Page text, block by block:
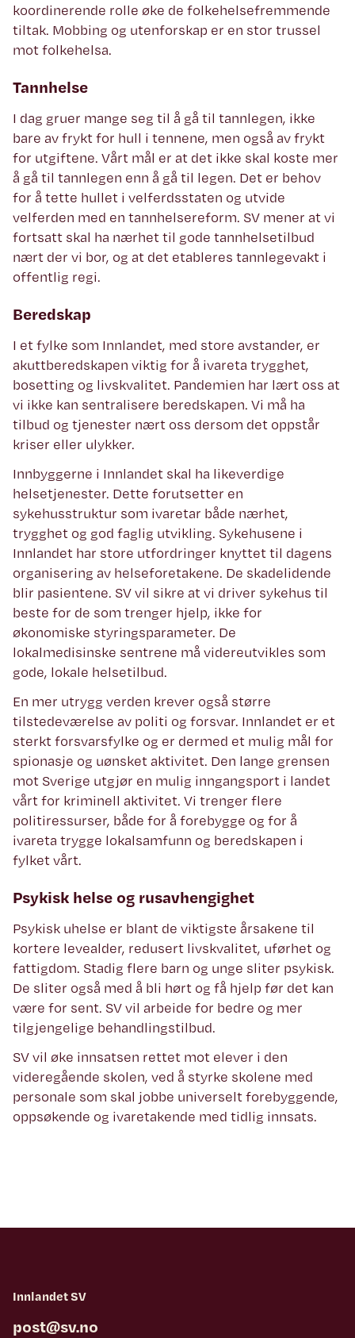
koordinerende rolle øke de folkehelsefremmende
tiltak. Mobbing og utenforskap er en stor trussel
mot folkehelsa.
Tannhelse
I dag gruer mange seg til å gå til tannlegen, ikke
bare av frykt for hull i tennene, men også av frykt
for utgiftene. Vårt mål er at det ikke skal koste mer
å gå til tannlegen enn å gå til legen. Det er behov
for å tette hullet i velferdsstaten og utvide
velferden med en tannhelsereform. SV mener at vi
fortsatt skal ha nærhet til gode tannhelsetilbud
nært der vi bor, og at det etableres tannlegevakt i
offentlig regi.
Beredskap
I et fylke som Innlandet, med store avstander, er
akuttberedskapen viktig for å ivareta trygghet,
bosetting og livskvalitet. Pandemien har lært oss at
vi ikke kan sentralisere beredskapen. Vi må ha
tilbud og tjenester nært oss dersom det oppstår
kriser eller ulykker.
Innbyggerne i Innlandet skal ha likeverdige
helsetjenester. Dette forutsetter en
sykehusstruktur som ivaretar både nærhet,
trygghet og god faglig utvikling. Sykehusene i
Innlandet har store utfordringer knyttet til dagens
organisering av helseforetakene. De skadelidende
blir pasientene. SV vil sikre at vi driver sykehus til
beste for de som trenger hjelp, ikke for
økonomiske styringsparameter. De
lokalmedisinske sentrene må videreutvikles som
gode, lokale helsetilbud.
En mer utrygg verden krever også større
tilstedeværelse av politi og forsvar. Innlandet er et
sterkt forsvarsfylke og er dermed et mulig mål for
spionasje og uønsket aktivitet. Den lange grensen
mot Sverige utgjør en mulig inngangsport i landet
vårt for kriminell aktivitet. Vi trenger flere
politiressurser, både for å forebygge og for å
ivareta trygge lokalsamfunn og beredskapen i
fylket vårt.
Psykisk helse og rusavhengighet
Psykisk uhelse er blant de viktigste årsakene til
kortere levealder, redusert livskvalitet, uførhet og
fattigdom. Stadig flere barn og unge sliter psykisk.
De sliter også med å bli hørt og få hjelp før det kan
være for sent. SV vil arbeide for bedre og mer
tilgjengelige behandlingstilbud.
SV vil øke innsatsen rettet mot elever i den
videregående skolen, ved å styrke skolene med
personale som skal jobbe universelt forebyggende,
oppsøkende og ivaretakende med tidlig innsats.
Innlandet SV
post@sv.no